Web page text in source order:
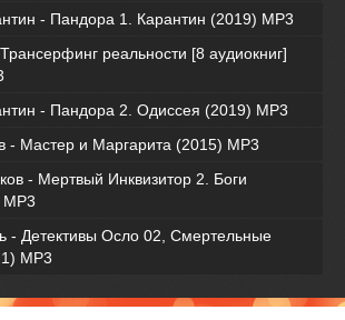
- Пандора 1. Карантин (2019) MP3
реальности [8 аудиокниг]
- Пандора 2. Одиссея (2019) MP3
- Мастер и Маргарита (2015) MP3
- Мертвый Инквизитор 2. Боги
- Детективы Осло 02, Смертельные
МР3